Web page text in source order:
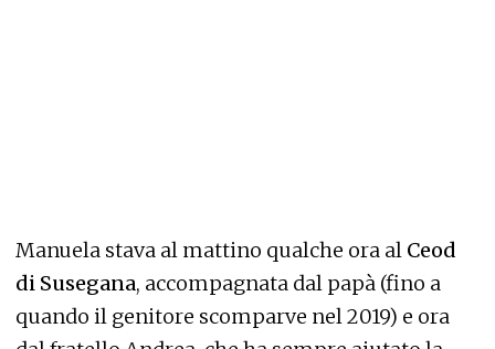
Manuela stava al mattino qualche ora al Ceod
di Susegana, accompagnata dal papà (fino a
quando il genitore scomparve nel 2019) e ora